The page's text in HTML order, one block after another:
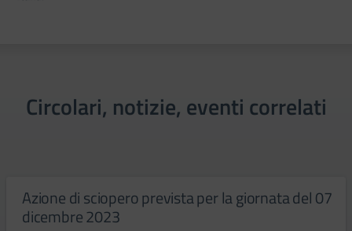
Circolari, notizie, eventi correlati
Azione di sciopero prevista per la giornata del 07
dicembre 2023